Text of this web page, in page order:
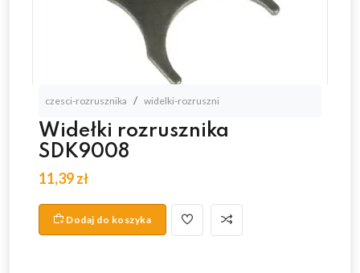
czesci-rozrusznika widelki-rozruszni
Widełki rozrusznika
SDK9008
11,39 zł
Dodaj do koszyka